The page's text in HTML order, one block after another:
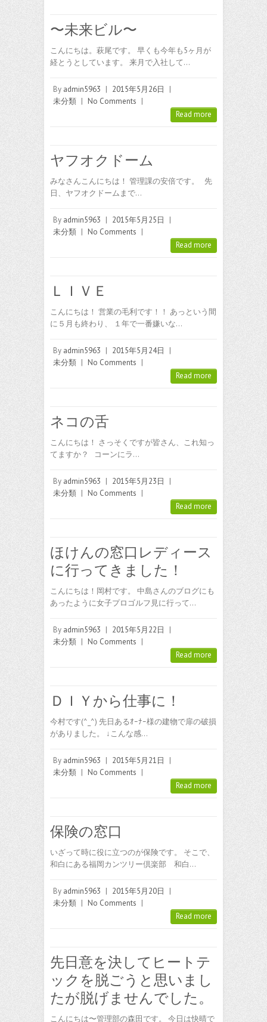
〜未来ビル〜
こんにちは。萩尾です。 早くも今年も5ヶ月が
経とうとしています。 来月で入社して…
By admin5963 | 2015年5月26日
|
未分類 | No Comments |
Read more
ヤフオクドーム
みなさんこんにちは！ 管理課の安倍です。 先
日、ヤフオクドームまで…
By admin5963 | 2015年5月25日
|
未分類 | No Comments |
Read more
ＬＩＶＥ
こんにちは！ 営業の毛利です！！ あっという間
に５月も終わり、 １年で一番嫌いな…
By admin5963 | 2015年5月24日
|
未分類 | No Comments |
Read more
ネコの舌
こんにちは！ さっそくですが皆さん、これ知っ
てますか？ コーンにラ…
By admin5963 | 2015年5月23日
|
未分類 | No Comments |
Read more
ほけんの窓口レディース
に行ってきました！
こんにちは！岡村です。 中島さんのブログにも
あったように女子プロゴルフ見に行って…
By admin5963 | 2015年5月22日
|
未分類 | No Comments |
Read more
ＤＩＹから仕事に！
今村です(^_^) 先日あるｵｰﾅｰ様の建物で扉の破損
がありました。 ↓こんな感…
By admin5963 | 2015年5月21日
|
未分類 | No Comments |
Read more
保険の窓口
いざって時に役に立つのが保険です。 そこで、
和白にある福岡カンツリー倶楽部 和白…
By admin5963 | 2015年5月20日
|
未分類 | No Comments |
Read more
先日意を決してヒートテ
ックを脱ごうと思いまし
たが脱げませんでした。
こんにちは〜管理部の森田です。 今日は快晴で